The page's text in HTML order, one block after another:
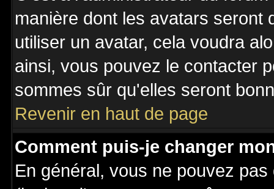
manière dont les avatars seront
utiliser un avatar, cela voudra
ainsi, vous pouvez le contacter
sommes sûr qu'elles seront
Revenir en haut de page
Comment puis-je changer
En général, vous ne pouvez